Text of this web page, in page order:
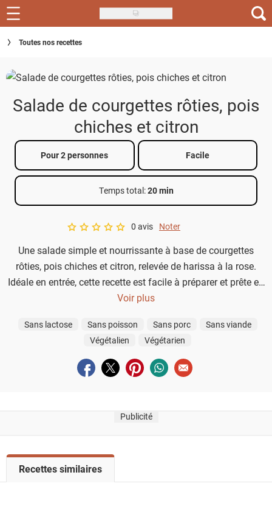
Skip
to
main
Recettes
Inspirations
Actus
Téléchargez l'app Saveurs Recettes
Index des recettes
Toutes nos recettes
Salade de courgettes rôties, pois
chiches et citron
Pour 2 personnes Facile
Temps total:20 min
A star rating of 0 out of 5.
0 avis Noter
Une salade simple et nourrissante à base de courgettes
rôties, pois chiches et citron, relevée de harissa à la rose.
Idéale en entrée, cette recette est facile à préparer et prête en
seulement 20 minutes.
Voir plus
Sans lactose Sans poisson Sans porc
Sans viande
Végétalien
Végétarien
Partager sur facebook
Partager sur twitter
Partager sur pinterest
Partager sur whatsapp
Envoyer à un ami
Publicité
o
Recettes similaires